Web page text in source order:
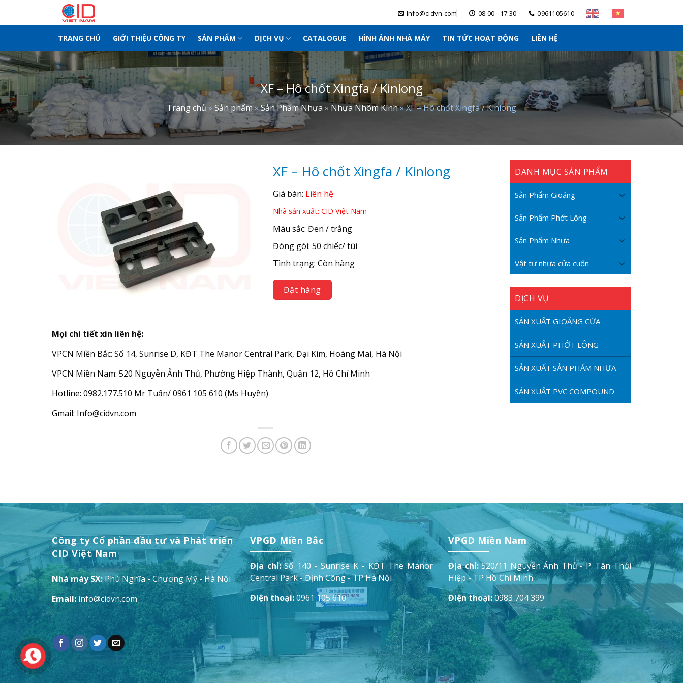
Info@cidvn.com 08:00 - 17:30 0961105610
TRANG CHỦ GIỚI THIỆU CÔNG TY SẢN PHẨM DỊCH VỤ CATALOGUE HÌNH ẢNH NHÀ MÁY TIN TỨC HOẠT ĐỘNG LIÊN HỆ
XF – Hô chốt Xingfa / Kinlong
Trang chủ » Sản phẩm»Sản Phẩm Nhựa » Nhựa Nhôm Kính»XF – Hô chốt Xingfa / Kinlong
XF – Hô chốt Xingfa / Kinlong
Giá bán: Liên hệ
Nhà sản xuất: CID Việt Nam
Màu sắc: Đen / trắng
Đóng gói: 50 chiếc/ túi
Tình trạng: Còn hàng
Đặt hàng
Mọi chi tiết xin liên hệ:
VPCN Miền Bắc: Số 14, Sunrise D, KĐT The Manor Central Park, Đại Kim, Hoàng Mai, Hà Nội
VPCN Miền Nam: 520 Nguyễn Ảnh Thủ, Phường Hiệp Thành, Quận 12, Hồ Chí Minh
Hotline: 0982.177.510 Mr Tuấn/ 0961 105 610 (Ms Huyền)
Gmail: Info@cidvn.com
DANH MỤC SẢN PHẨM
Sản Phẩm Gioăng
Sản Phẩm Phớt Lông
Sản Phẩm Nhựa
Vật tư nhựa cửa cuốn
DỊCH VỤ
SẢN XUẤT GIOĂNG CỬA
SẢN XUẤT PHỚT LÔNG
SẢN XUẤT SẢN PHẨM NHỰA
SẢN XUẤT PVC COMPOUND
Công ty Cổ phần đầu tư và Phát triển
CID Việt Nam
Nhà máy SX:Phú Nghĩa - Chương Mỹ - Hà Nội
Email:info@cidvn.com
VPGD Miền Bắc
Địa chỉ:Số 140 - Sunrise K - KĐT The Manor
Central Park - Định Công - TP Hà Nội
Điện thoại:0961 105 610
VPGD Miền Nam
Địa chỉ:520/11 Nguyễn Ảnh Thủ - P. Tân Thới
Hiệp - TP Hồ Chí Minh
Điện thoại:0983 704 399